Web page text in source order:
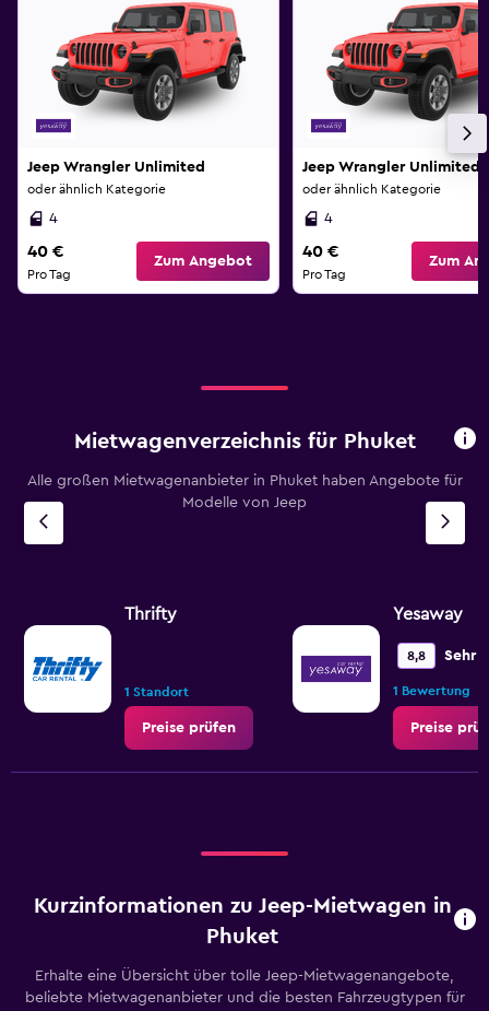
Jeep Wrangler Unlimited
oder ähnlich Kategorie
4
40 €
Pro Tag
Zum Angebot
Jeep Wrangler Unlimited
oder ähnlich Kategorie
4
40 €
Pro Tag
Zum
Mietwagenverzeichnis für Phuket
Alle großen Mietwagenanbieter in Phuket haben Angebote für
Modelle von Jeep
Thrifty
1 Standort
Preise prüfen
Yesaway
8,8 Sehr
1 Bewertung
Preise
Kurzinformationen zu Jeep-Mietwagen in
Phuket
Erhalte eine Übersicht über tolle Jeep-Mietwagenangebote,
beliebte Mietwagenanbieter und die besten Fahrzeugtypen für